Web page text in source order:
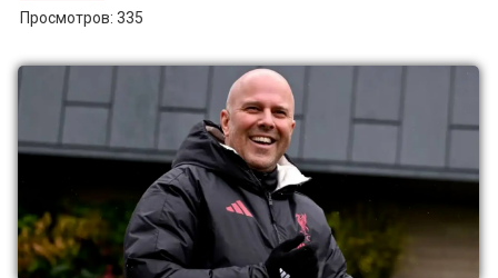
Просмотров: 335